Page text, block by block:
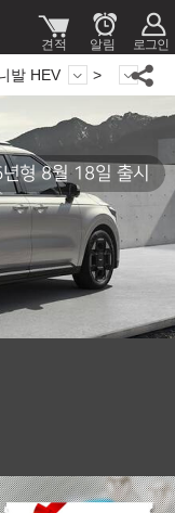
발 HEV
형 8월 18일 출시